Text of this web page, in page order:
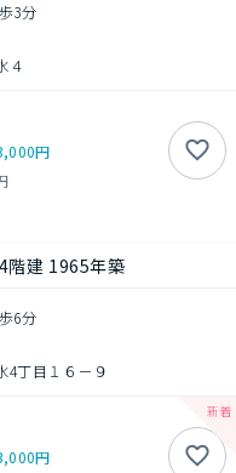
3分
４
円
階建 1965年築
6分
4丁目１６－９
円